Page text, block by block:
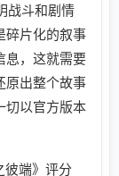
战斗和剧情
碎片化的叙事
息，这就需要
原出整个故事
切以官方版本